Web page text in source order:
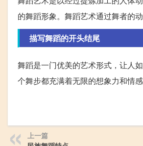
的舞蹈形象。舞蹈艺术通过舞者的
描写舞蹈的开头结尾
舞蹈是一门优美的艺术形式，让人
个舞步都充满着无限的想象力和情
上一篇